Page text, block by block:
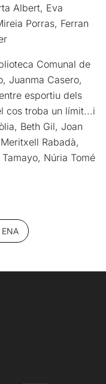
Albert, Eva
Porras, Ferran
Comunal de
Juanma Casero,
esportiu dels
cos troba un límit...i
Beth Gil, Joan
Rabadà,
Núria Tomé